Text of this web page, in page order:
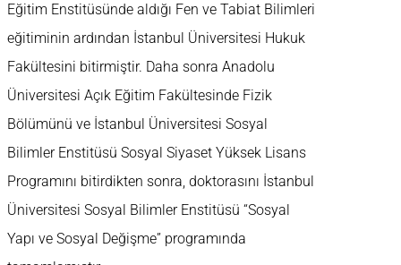
Eğitim Enstitüsünde aldığı Fen ve Tabiat Bilimleri
eğitiminin ardından İstanbul Üniversitesi Hukuk
Fakültesini bitirmiştir. Daha sonra Anadolu
Üniversitesi Açık Eğitim Fakültesinde Fizik
Bölümünü ve İstanbul Üniversitesi Sosyal
Bilimler Enstitüsü Sosyal Siyaset Yüksek Lisans
Programını bitirdikten sonra, doktorasını İstanbul
Üniversitesi Sosyal Bilimler Enstitüsü “Sosyal
Yapı ve Sosyal Değişme” programında